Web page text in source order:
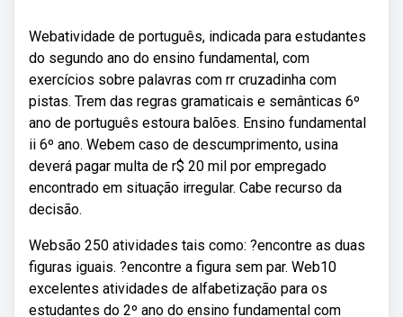
Webatividade de português, indicada para estudantes
do segundo ano do ensino fundamental, com
exercícios sobre palavras com rr cruzadinha com
pistas. Trem das regras gramaticais e semânticas 6º
ano de português estoura balões. Ensino fundamental
ii 6º ano. Webem caso de descumprimento, usina
deverá pagar multa de r$ 20 mil por empregado
encontrado em situação irregular. Cabe recurso da
decisão.
Websão 250 atividades tais como: ?encontre as duas
figuras iguais. ?encontre a figura sem par. Web10
excelentes atividades de alfabetização para os
estudantes do 2º ano do ensino fundamental com